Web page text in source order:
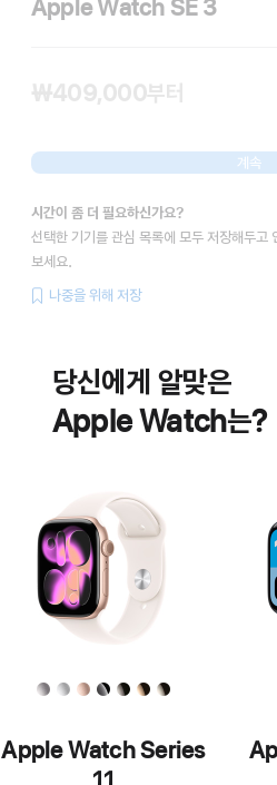
Apple Watch SE 3
₩409,000부터
계속
시간이 좀 더 필요하신가요?
선택한 기기를 관심 목록에 모두 저장해두고
보세요.
나중을 위해 저장
당신에게 알맞은
Apple Watch는?
Apple Watch Series